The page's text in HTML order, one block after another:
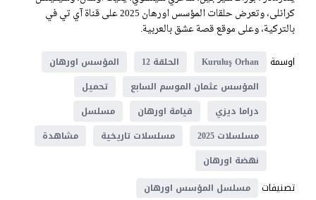
كرانلى، وتعرض حلقات المؤسس اورهان 2025 على قناة آي تي في
بالتركية، وعلى موقع قصة عشق بالعربية.
اوسمة
Kuruluş Orhan الحلقة 12
المؤسس اورهان
المؤسس عثمان الموسم السابع
تحميل
دراما ديزي
قيامة اورهان
مسلسل
مسلسلات 2025
مسلسلات تاريخية
مشاهدة
نهضة اورهان
تصنيفات مسلسل المؤسس اورهان